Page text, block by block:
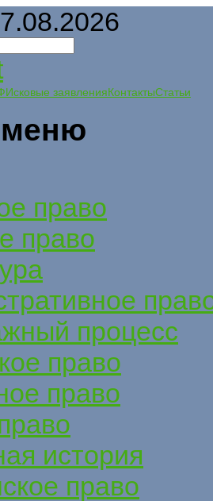
Исковые заявленияКонтактыСтатьи
меню
право
право
процесс
право
право
история
право